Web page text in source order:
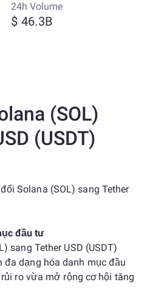
24h Volume
$ 46.3B
(SOL)
(USDT)
Solana (SOL) sang Tether
đầu tư
sang Tether USD (USDT)
đa dạng hóa danh mục đầu
ro vừa mở rộng cơ hội tăng